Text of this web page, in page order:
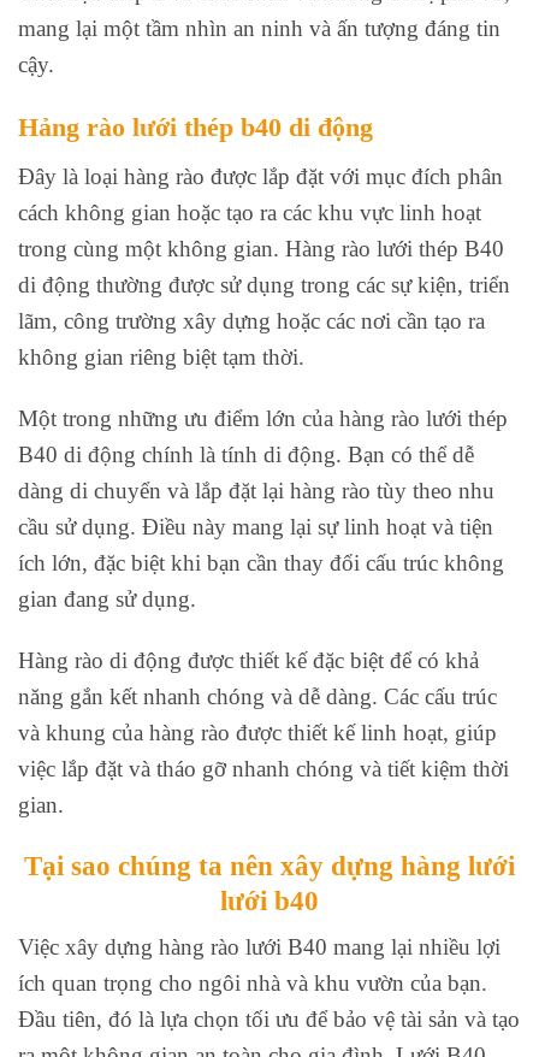
mang lại một tầm nhìn an ninh và ấn tượng đáng tin
cậy.
Hảng rào lưới thép b40 di động
Đây là loại hàng rào được lắp đặt với mục đích phân
cách không gian hoặc tạo ra các khu vực linh hoạt
trong cùng một không gian. Hàng rào lưới thép B40
di động thường được sử dụng trong các sự kiện, triển
lãm, công trường xây dựng hoặc các nơi cần tạo ra
không gian riêng biệt tạm thời.
Một trong những ưu điểm lớn của hàng rào lưới thép
B40 di động chính là tính di động. Bạn có thể dễ
dàng di chuyển và lắp đặt lại hàng rào tùy theo nhu
cầu sử dụng. Điều này mang lại sự linh hoạt và tiện
ích lớn, đặc biệt khi bạn cần thay đổi cấu trúc không
gian đang sử dụng.
Hàng rào di động được thiết kế đặc biệt để có khả
năng gắn kết nhanh chóng và dễ dàng. Các cấu trúc
và khung của hàng rào được thiết kế linh hoạt, giúp
việc lắp đặt và tháo gỡ nhanh chóng và tiết kiệm thời
gian.
Tại sao chúng ta nên xây dựng hàng lưới
lưới b40
Việc xây dựng hàng rào lưới B40 mang lại nhiều lợi
ích quan trọng cho ngôi nhà và khu vườn của bạn.
Đầu tiên, đó là lựa chọn tối ưu để bảo vệ tài sản và tạo